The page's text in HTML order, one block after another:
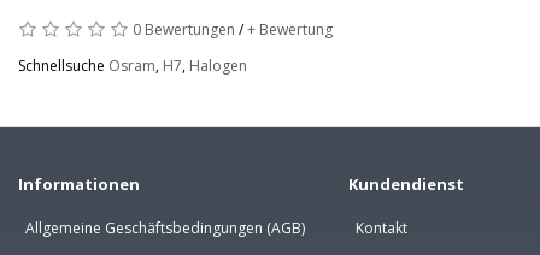
0 Bewertungen /+ Bewertung
Schnellsuche Osram, H7, Halogen
Informationen
Allgemeine Geschäftsbedingungen (AGB)
Kundendienst
Kontakt